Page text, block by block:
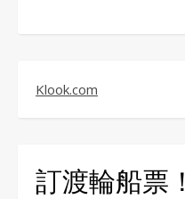
Klook.com
訂渡輪船票！